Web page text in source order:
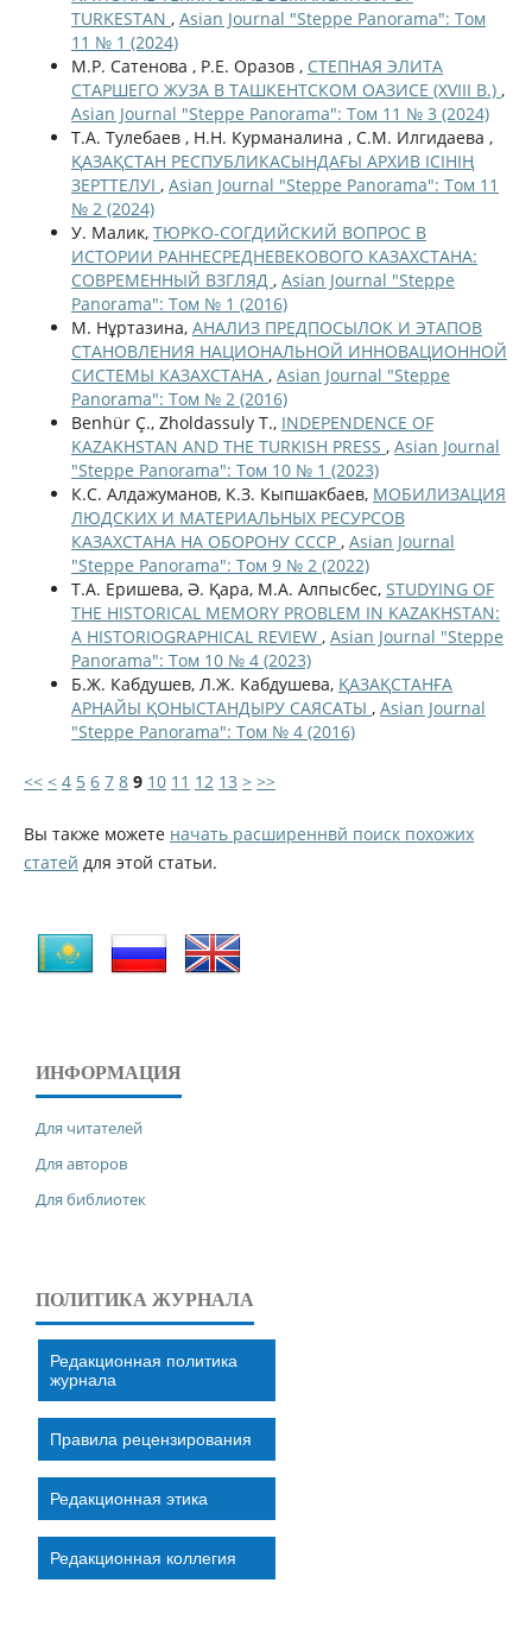
TURKESTAN , Asian Journal "Steppe Panorama": Том
11 № 1 (2024)
М.Р. Сатенова , Р.Е. Оразов , СТЕПНАЯ ЭЛИТА
СТАРШЕГО ЖУЗА В ТАШКЕНТСКОМ ОАЗИСЕ (XVIII В.) ,
Asian Journal "Steppe Panorama": Том 11 № 3 (2024)
Т.А. Тулебаев , Н.Н. Курманалина , С.М. Илгидаева ,
ҚАЗАҚСТАН РЕСПУБЛИКАСЫНДАҒЫ АРХИВ ІСІНІҢ
ЗЕРТТЕЛУІ , Asian Journal "Steppe Panorama": Том 11
№ 2 (2024)
У. Малик, ТЮРКО-СОГДИЙСКИЙ ВОПРОС В
ИСТОРИИ РАННЕСРЕДНЕВЕКОВОГО КАЗАХСТАНА:
СОВРЕМЕННЫЙ ВЗГЛЯД , Asian Journal "Steppe
Panorama": Том № 1 (2016)
М. Нұртазина, АНАЛИЗ ПРЕДПОСЫЛОК И ЭТАПОВ
СТАНОВЛЕНИЯ НАЦИОНАЛЬНОЙ ИННОВАЦИОННОЙ
СИСТЕМЫ КАЗАХСТАНА , Asian Journal "Steppe
Panorama": Том № 2 (2016)
Benhür Ç., Zholdassuly T., INDEPENDENCE OF
KAZAKHSTAN AND THE TURKISH PRESS , Asian Journal
"Steppe Panorama": Том 10 № 1 (2023)
К.С. Алдажуманов, К.З. Кыпшакбаев, МОБИЛИЗАЦИЯ
ЛЮДСКИХ И МАТЕРИАЛЬНЫХ РЕСУРСОВ
КАЗАХСТАНА НА ОБОРОНУ СССР , Asian Journal
"Steppe Panorama": Том 9 № 2 (2022)
Т.А. Еришева, Ә. Қара, М.А. Алпысбес, STUDYING OF
THE HISTORICAL MEMORY PROBLEM IN KAZAKHSTAN:
A HISTORIOGRAPHICAL REVIEW , Asian Journal "Steppe
Panorama": Том 10 № 4 (2023)
Б.Ж. Кабдушев, Л.Ж. Кабдушева, ҚАЗАҚСТАНҒА
АРНАЙЫ ҚОНЫСТАНДЫРУ САЯСАТЫ , Asian Journal
"Steppe Panorama": Том № 4 (2016)
<< < 4 5 6 7 8 9 10 11 12 13 > >>
Вы также можете начать расширеннвй поиск похожих
статей для этой статьи.
ИНФОРМАЦИЯ
Для читателей
Для авторов
Для библиотек
ПОЛИТИКА ЖУРНАЛА
Редакционная политика
журнала
Правила рецензирования
Редакционная этика
Редакционная коллегия